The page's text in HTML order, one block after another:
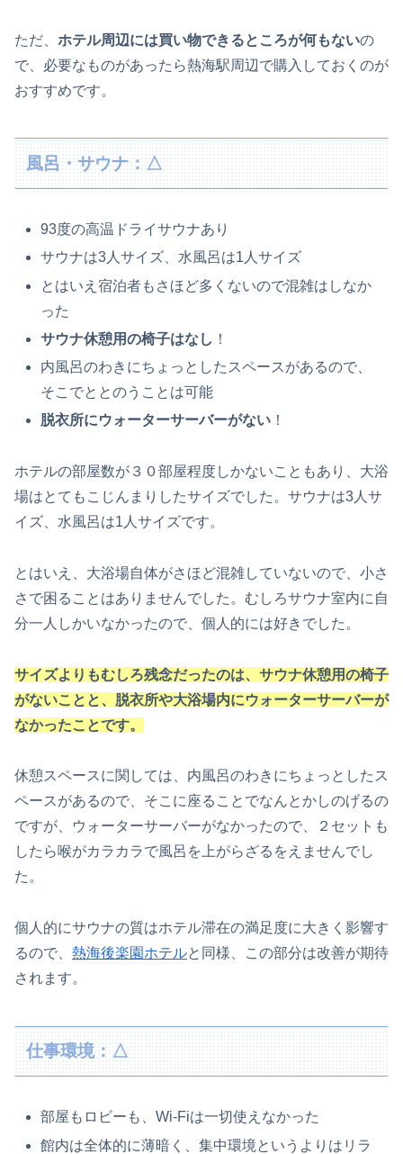
ただ、 ホテル周辺には買い物できるところが何もないの
で、必要なものがあったら熱海駅周辺で購入しておくのが
おすすめです。
風呂・サウナ：△
93度の高温ドライサウナあり
サウナは3人サイズ、水風呂は1人サイズ
とはいえ宿泊者もさほど多くないので混雑はしなか
った
サウナ休憩用の椅子はなし ！
内風呂のわきにちょっとしたスペースがあるので、
そこでととのうことは可能
脱衣所にウォーターサーバーがない ！
ホテルの部屋数が３０部屋程度しかないこともあり、大浴
場はとてもこじんまりしたサイズでした。サウナは3人サ
イズ、水風呂は1人サイズです。
とはいえ、大浴場自体がさほど混雑していないので、小さ
さで困ることはありませんでした。むしろサウナ室内に自
分一人しかいなかったので、個人的には好きでした。
サイズよりもむしろ残念だったのは、サウナ休憩用の椅子
がないことと、脱衣所や大浴場内にウォーターサーバーが
なかったことです。
休憩スペースに関しては、内風呂のわきにちょっとしたス
ペースがあるので、そこに座ることでなんとかしのげるの
ですが、ウォーターサーバーがなかったので、２セットも
したら喉がカラカラで風呂を上がらざるをえませんでし
た。
個人的にサウナの質はホテル滞在の満足度に大きく影響す
るので、 熱海後楽園ホテルと同様、この部分は改善が期待
されます。
仕事環境：△
部屋もロビーも、Wi-Fiは一切使えなかった
館内は全体的に薄暗く、集中環境というよりはリラ